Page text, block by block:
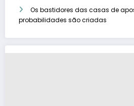
Os bastidores das casas de
probabilidades são criadas